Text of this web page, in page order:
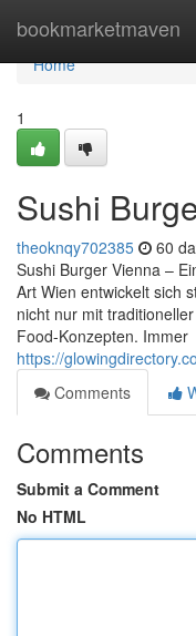
bookmarketmaven
Home
Home
1
Sushi
theoknqy702385 60
Sushi Burger Vienna –
Art Wien entwickelt sich
nicht nur mit
Food-Konzepten. Immer
https://
Comments
Comments
Submit a Comment
No HTML